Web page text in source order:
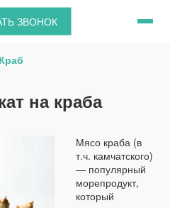
ЗВОНОК
Краб
на краба
Мясо краба (в
т.ч. камчатского)
— популярный
морепродукт,
который